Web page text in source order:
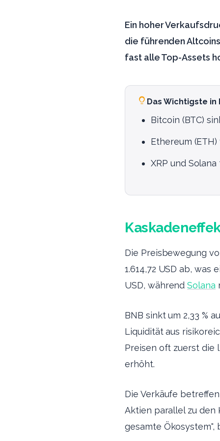
Ein hoher
die führenden
fast alle Top-Assets
Das Wichtigste in
Bitcoin (BTC)
Ethereum
XRP und
Die Preisbewegung
1.614,72 USD ab, was
USD, währendSolana
BNB sinkt um 2,33 %
Liquidität aus
Preisen oft zuerst die
erhöht.
Die Verkäufe
Aktien parallel zu den
gesamte